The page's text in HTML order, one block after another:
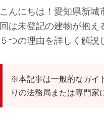
こんにちは！愛知県新城
回は未登記の建物が抱え
５つの理由を詳しく解説
※本記事は一般的なガイ
りの法務局または専門家